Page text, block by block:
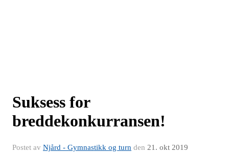
Suksess for
breddekonkurransen!
Postet av Njård - Gymnastikk og turn den 21. okt 2019